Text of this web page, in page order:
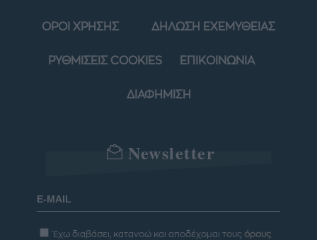
ΟΡΟΙ ΧΡΗΣΗΣ ΔΗΛΩΣΗ ΕΧΕΜΥΘΕΙΑΣ
ΡΥΘΜΙΣΕΙΣ COOKIES ΕΠΙΚΟΙΝΩΝΙΑ
ΔΙΑΦΗΜΙΣΗ
Newsletter
Έχω διαβάσει, κατανοώ και αποδέχομαι τους όρους